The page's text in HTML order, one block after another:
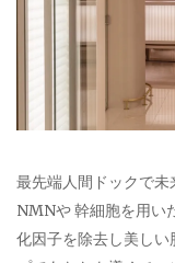
最先端人間ドックで未
NMNや 幹細胞を用い
化因子を除去し美しい